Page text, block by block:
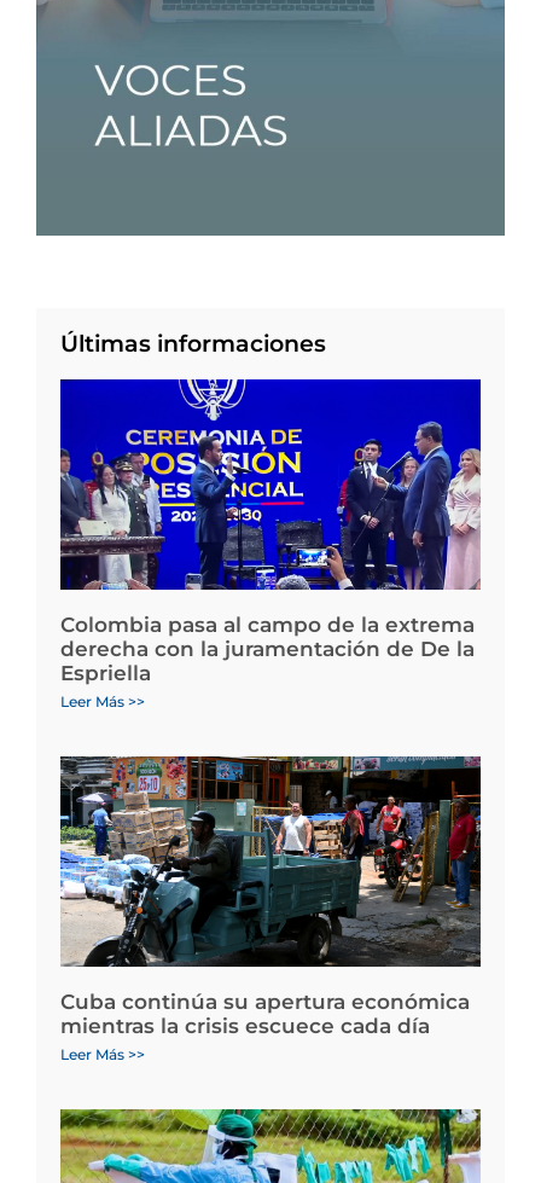
Últimas informaciones
Colombia pasa al campo de la extrema
derecha con la juramentación de De la
Espriella
Leer Más >>
Cuba continúa su apertura económica
mientras la crisis escuece cada día
Leer Más >>